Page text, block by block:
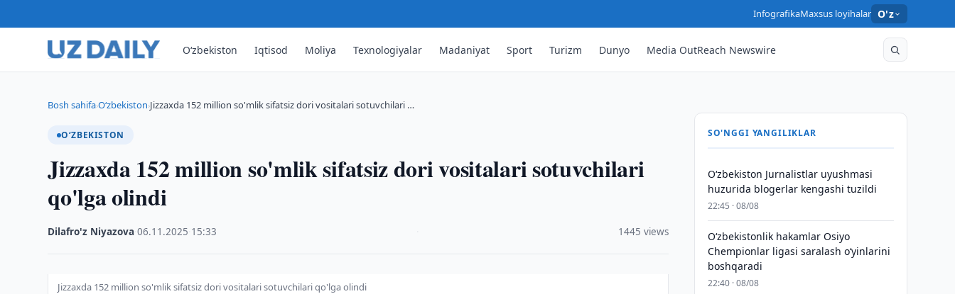
InfografikaMaxsus loyihalar O'z
O‘zbekiston Iqtisod Moliya Texnologiyalar Madaniyat Sport Turizm Dunyo Media OutReach Newswire
Bosh sahifa›O‘zbekiston›Jizzaxda 152 million so'mlik sifatsiz dori vositalari sotuvchilari …
O‘ZBEKISTON
Jizzaxda 152 million so'mlik sifatsiz dori vositalari sotuvchilari
qo'lga olindi
Dilafro'z Niyazova ·06.11.2025 15:33 1445 views
Jizzaxda 152 million so'mlik sifatsiz dori vositalari sotuvchilari qo'lga olindi
SO'NGGI YANGILIKLAR
O‘zbekiston Jurnalistlar uyushmasi
huzurida blogerlar kengashi tuzildi
22:45 · 08/08
O‘zbekistonlik hakamlar Osiyo
Chempionlar ligasi saralash o‘yinlarini
boshqaradi
22:40 · 08/08